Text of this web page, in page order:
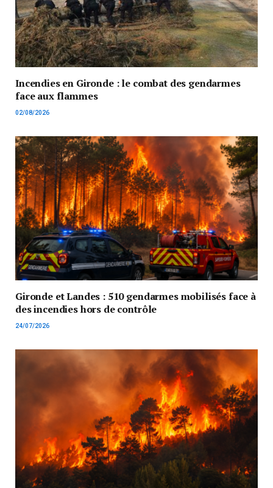
Incendies en Gironde : le combat des gendarmes
face aux flammes
02/08/2026
Gironde et Landes : 510 gendarmes mobilisés face à
des incendies hors de contrôle
24/07/2026